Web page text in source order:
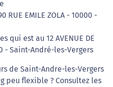
EMILE ZOLA - 10000 -
qui est au 12 AVENUE DE
- Saint-André-les-Vergers
de Saint-Andre-les-Vergers
peu flexible ? Consultez les